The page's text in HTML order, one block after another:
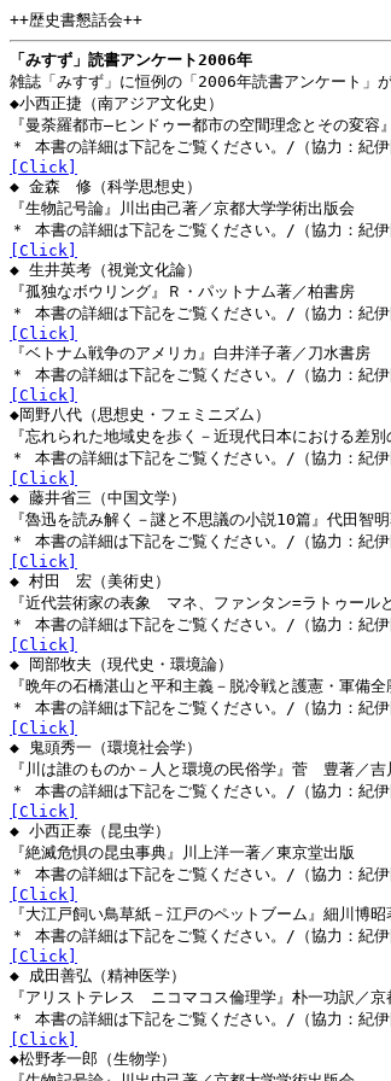
++歴史書懇話会++
「みすず」読書アンケート2006年
雑誌「みすず」に恒例の「2006年読書アンケート」
◆小西正捷（南アジア文化史）
『曼荼羅都市―ヒンドゥー都市の空間理念とその変
＊ 本書の詳細は下記をご覧ください。/（協力：紀伊
[Click]
◆ 金森 修（科学思想史）
『生物記号論』川出由己著／京都大学学術出版会
＊ 本書の詳細は下記をご覧ください。/（協力：紀伊
[Click]
◆ 生井英考（視覚文化論）
『孤独なボウリング』Ｒ・パットナム著／柏書房
＊ 本書の詳細は下記をご覧ください。/（協力：紀伊
[Click]
『ベトナム戦争のアメリカ』白井洋子著／刀水書房
＊ 本書の詳細は下記をご覧ください。/（協力：紀伊
[Click]
◆岡野八代（思想史・フェミニズム）
『忘れられた地域史を歩く－近現代日本における差
＊ 本書の詳細は下記をご覧ください。/（協力：紀伊
[Click]
◆ 藤井省三（中国文学）
『魯迅を読み解く－謎と不思議の小説10篇』代田智
＊ 本書の詳細は下記をご覧ください。/（協力：紀伊
[Click]
◆ 村田 宏（美術史）
『近代芸術家の表象 マネ、ファンタン=ラトゥー
＊ 本書の詳細は下記をご覧ください。/（協力：紀伊
[Click]
◆ 岡部牧夫（現代史・環境論）
『晩年の石橋湛山と平和主義－脱冷戦と護憲・軍備
＊ 本書の詳細は下記をご覧ください。/（協力：紀伊
[Click]
◆ 鬼頭秀一（環境社会学）
『川は誰のものか－人と環境の民俗学』菅 豊著／吉
＊ 本書の詳細は下記をご覧ください。/（協力：紀伊
[Click]
◆ 小西正泰（昆虫学）
『絶滅危惧の昆虫事典』川上洋一著／東京堂出版
＊ 本書の詳細は下記をご覧ください。/（協力：紀伊
[Click]
『大江戸飼い鳥草紙－江戸のペットブーム』細川博
＊ 本書の詳細は下記をご覧ください。/（協力：紀伊
[Click]
◆ 成田善弘（精神医学）
『アリストテレス ニコマコス倫理学』朴一功訳／
＊ 本書の詳細は下記をご覧ください。/（協力：紀伊
[Click]
◆松野孝一郎（生物学）